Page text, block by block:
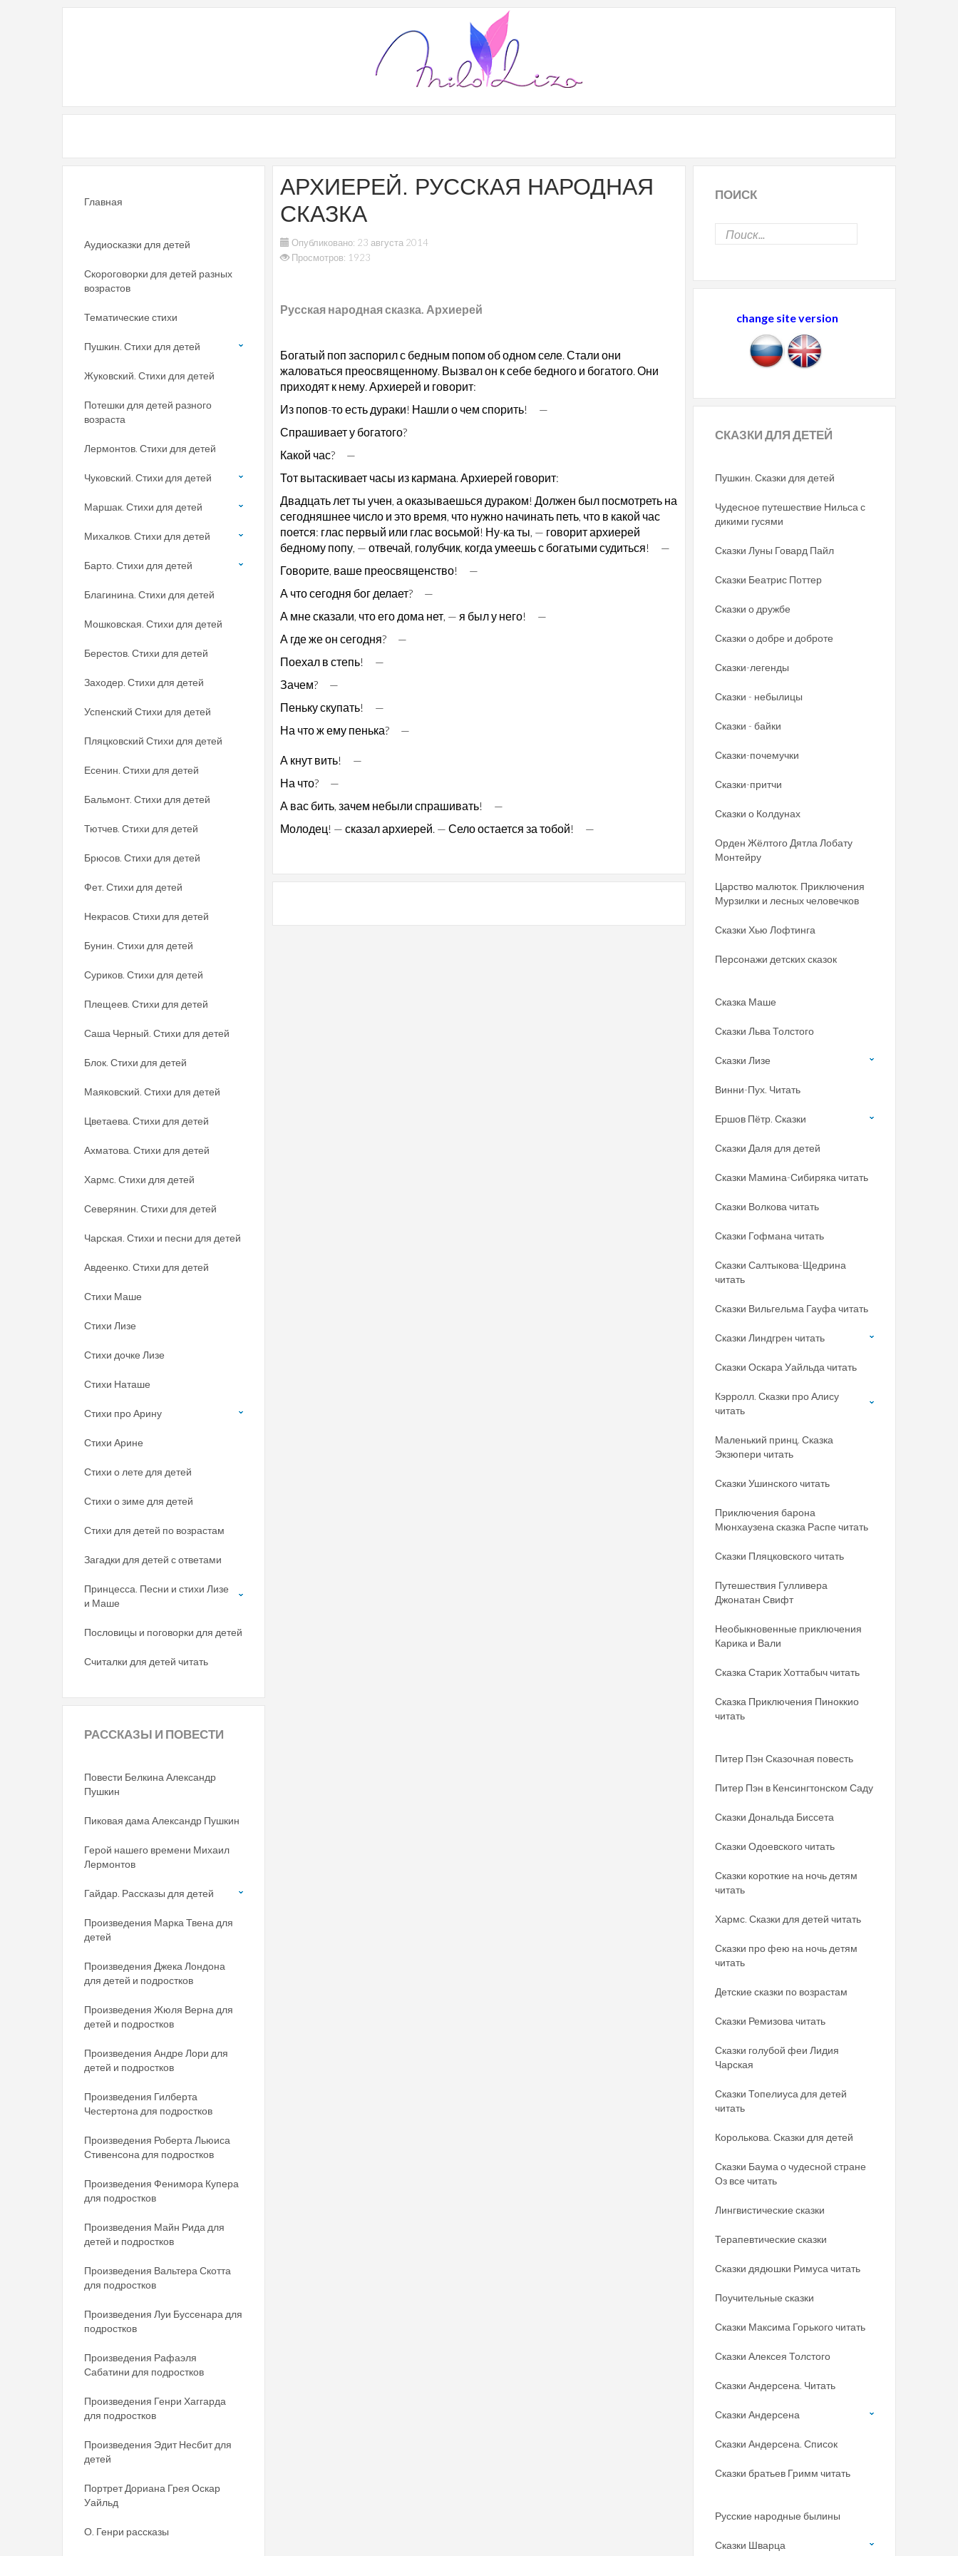
АРХИЕРЕЙ. РУССКАЯ НАРОДНАЯ
СКАЗКА
Опубликовано: 23 августа 2014
Просмотров: 1923
Русская народная сказка. Архиерей
Богатый поп заспорил с бедным попом об одном селе. Стали они
жаловаться преосвященному. Вызвал он к себе бедного и богатого. Они
приходят к нему. Архиерей и говорит:
Из попов-то есть дураки! Нашли о чем спорить! —
Спрашивает у богатого?
Какой час? —
Тот вытаскивает часы из кармана. Архиерей говорит:
Двадцать лет ты учен, а оказываешься дураком! Должен был посмотреть на
сегодняшнее число и это время, что нужно начинать петь, что в какой час
поется: глас первый или глас восьмой! Ну-ка ты, — говорит архиерей
бедному попу, — отвечай, голубчик, когда умеешь с богатыми судиться! —
Говорите, ваше преосвященство! —
А что сегодня бог делает? —
А мне сказали, что его дома нет, — я был у него! —
А где же он сегодня? —
Поехал в степь! —
Зачем? —
Пеньку скупать! —
На что ж ему пенька? —
А кнут вить! —
На что? —
А вас бить, зачем небыли спрашивать! —
Молодец! — сказал архиерей. — Село остается за тобой! —
Главная
Аудиосказки для детей
Скороговорки для детей разных
возрастов
Тематические стихи
Пушкин. Стихи для детей
Жуковский. Стихи для детей
Потешки для детей разного
возраста
Лермонтов. Стихи для детей
Чуковский. Стихи для детей
Маршак. Стихи для детей
Михалков. Стихи для детей
Барто. Стихи для детей
Благинина. Стихи для детей
Мошковская. Стихи для детей
Берестов. Стихи для детей
Заходер. Стихи для детей
Успенский Стихи для детей
Пляцковский Стихи для детей
Есенин. Стихи для детей
Бальмонт. Стихи для детей
Тютчев. Стихи для детей
Брюсов. Стихи для детей
Фет. Стихи для детей
Некрасов. Стихи для детей
Бунин. Стихи для детей
Суриков. Стихи для детей
Плещеев. Стихи для детей
Саша Черный. Стихи для детей
Блок. Стихи для детей
Маяковский. Стихи для детей
Цветаева. Стихи для детей
Ахматова. Стихи для детей
Хармс. Стихи для детей
Северянин. Стихи для детей
Чарская. Стихи и песни для детей
Авдеенко. Стихи для детей
Стихи Маше
Стихи Лизе
Стихи дочке Лизе
Стихи Наташе
Стихи про Арину
Стихи Арине
Стихи о лете для детей
Стихи о зиме для детей
Стихи для детей по возрастам
Загадки для детей с ответами
Принцесса. Песни и стихи Лизе
и Маше
Пословицы и поговорки для детей
Считалки для детей читать
РАССКАЗЫ И ПОВЕСТИ
Повести Белкина Александр
Пушкин
Пиковая дама Александр Пушкин
Герой нашего времени Михаил
Лермонтов
Гайдар. Рассказы для детей
Произведения Марка Твена для
детей
Произведения Джека Лондона
для детей и подростков
Произведения Жюля Верна для
детей и подростков
Произведения Андре Лори для
детей и подростков
Произведения Гилберта
Честертона для подростков
Произведения Роберта Льюиса
Стивенсона для подростков
Произведения Фенимора Купера
для подростков
Произведения Майн Рида для
детей и подростков
Произведения Вальтера Скотта
для подростков
Произведения Луи Буссенара для
подростков
Произведения Рафаэля
Сабатини для подростков
Произведения Генри Хаггарда
для подростков
Произведения Эдит Несбит для
детей
Портрет Дориана Грея Оскар
Уайльд
О. Генри рассказы
ПОИСК
change site version
СКАЗКИДЛЯ ДЕТЕЙ
Пушкин. Сказки для детей
Чудесное путешествие Нильса с
дикими гусями
Сказки Луны Говард Пайл
Сказки Беатрис Поттер
Сказки о дружбе
Сказки о добре и доброте
Сказки-легенды
Сказки - небылицы
Сказки - байки
Сказки-почемучки
Сказки-притчи
Сказки о Колдунах
Орден Жёлтого Дятла Лобату
Монтейру
Царство малюток. Приключения
Мурзилки и лесных человечков
Сказки Хью Лофтинга
Персонажи детских сказок
Сказка Маше
Сказки Льва Толстого
Сказки Лизе
Винни-Пух. Читать
Ершов Пётр. Сказки
Сказки Даля для детей
Сказки Мамина-Сибиряка читать
Сказки Волкова читать
Сказки Гофмана читать
Сказки Салтыкова-Щедрина
читать
Сказки Вильгельма Гауфа читать
Сказки Линдгрен читать
Сказки Оскара Уайльда читать
Кэрролл. Сказки про Алису
читать
Маленький принц. Сказка
Экзюпери читать
Сказки Ушинского читать
Приключения барона
Мюнхаузена сказка Распе читать
Сказки Пляцковского читать
Путешествия Гулливера
Джонатан Свифт
Необыкновенные приключения
Карика и Вали
Сказка Старик Хоттабыч читать
Сказка Приключения Пиноккио
читать
Питер Пэн Сказочная повесть
Питер Пэн в Кенсингтонском Саду
Сказки Дональда Биссета
Сказки Одоевского читать
Сказки короткие на ночь детям
читать
Хармс. Сказки для детей читать
Сказки про фею на ночь детям
читать
Детские сказки по возрастам
Сказки Ремизова читать
Сказки голубой феи Лидия
Чарская
Сказки Топелиуса для детей
читать
Королькова. Сказки для детей
Сказки Баума о чудесной стране
Оз все читать
Лингвистические сказки
Терапевтические сказки
Сказки дядюшки Римуса читать
Поучительные сказки
Сказки Максима Горького читать
Сказки Алексея Толстого
Сказки Андерсена. Читать
Сказки Андерсена
Сказки Андерсена. Список
Сказки братьев Гримм читать
Русские народные былины
Сказки Шварца